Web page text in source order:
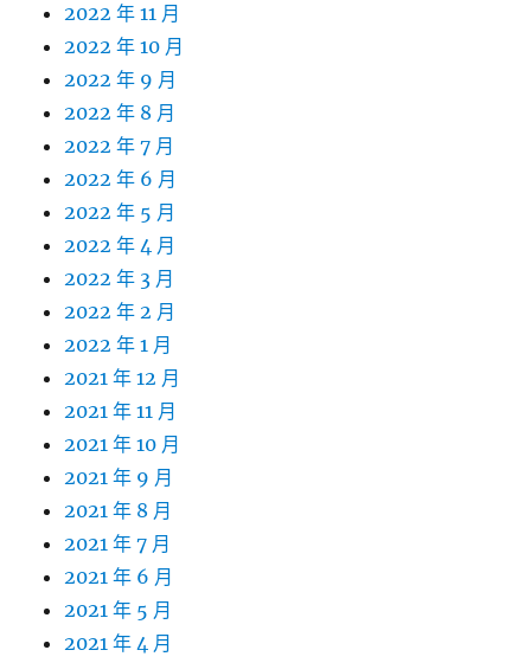
2022 年 11 月
2022 年 10 月
2022 年 9 月
2022 年 8 月
2022 年 7 月
2022 年 6 月
2022 年 5 月
2022 年 4 月
2022 年 3 月
2022 年 2 月
2022 年 1 月
2021 年 12 月
2021 年 11 月
2021 年 10 月
2021 年 9 月
2021 年 8 月
2021 年 7 月
2021 年 6 月
2021 年 5 月
2021 年 4 月